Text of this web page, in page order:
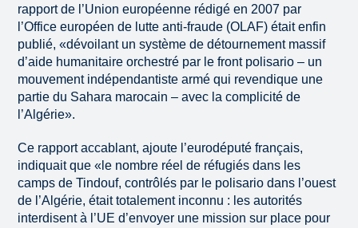
rapport de l’Union européenne rédigé en 2007 par
l’Office européen de lutte anti-fraude (OLAF) était enfin
publié, «dévoilant un système de détournement massif
d’aide humanitaire orchestré par le front polisario – un
mouvement indépendantiste armé qui revendique une
partie du Sahara marocain – avec la complicité de
l’Algérie».
Ce rapport accablant, ajoute l’eurodéputé français,
indiquait que «le nombre réel de réfugiés dans les
camps de Tindouf, contrôlés par le polisario dans l’ouest
de l’Algérie, était totalement inconnu : les autorités
interdisent à l’UE d’envoyer une mission sur place pour